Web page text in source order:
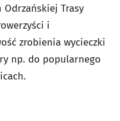
Trasy
i
zrobienia wycieczki
np. do popularnego